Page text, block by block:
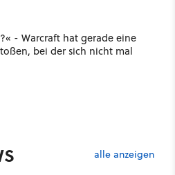
- Warcraft hat gerade eine
bei der sich nicht mal
alle anzeigen